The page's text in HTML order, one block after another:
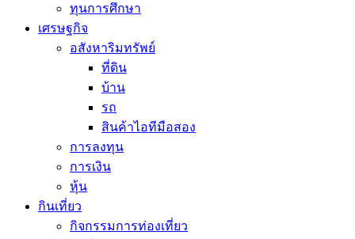
ทุนการศึกษา
เศรษฐกิจ
อสังหาริมทรัพย์
ที่ดิน
บ้าน
รถ
สินค้าไอทีมือสอง
การลงทุน
การเงิน
หุ้น
กินเที่ยว
กิจกรรมการท่องเที่ยว